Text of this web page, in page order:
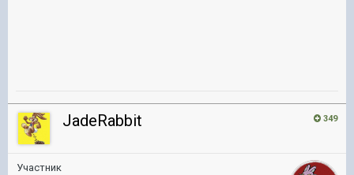
349
JadeRabbit
Участник